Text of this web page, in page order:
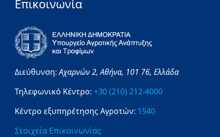
Επικοινωνία
Διεύθυνση:Αχαρνών 2,Αθήνα, 101 76, Ελλάδα
Τηλεφωνικό Κέντρο: +30 (210) 212-4000
Κέντρο εξυπηρέτησης Αγροτών: 1540
Στοιχεία Επικοινωνίας